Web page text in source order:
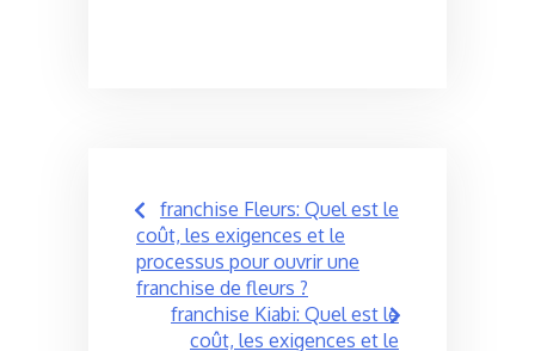
Post
navigation
franchise Fleurs: Quel est le
coût, les exigences et le
processus pour ouvrir une
franchise de fleurs ?
franchise Kiabi: Quel est le
coût, les exigences et le